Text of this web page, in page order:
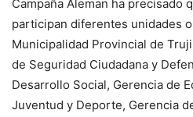
Campaña Aleman ha precisado
participan diferentes unidades
Municipalidad Provincial de
de Seguridad Ciudadana y
Desarrollo Social, Gerencia de
Juventud y Deporte, Gerencia